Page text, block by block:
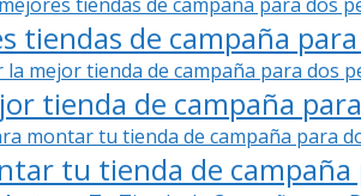
tiendas de campaña
tienda de campaña
tu tienda de campaña